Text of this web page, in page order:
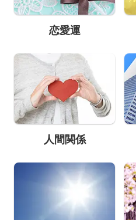
恋愛運
人間関係